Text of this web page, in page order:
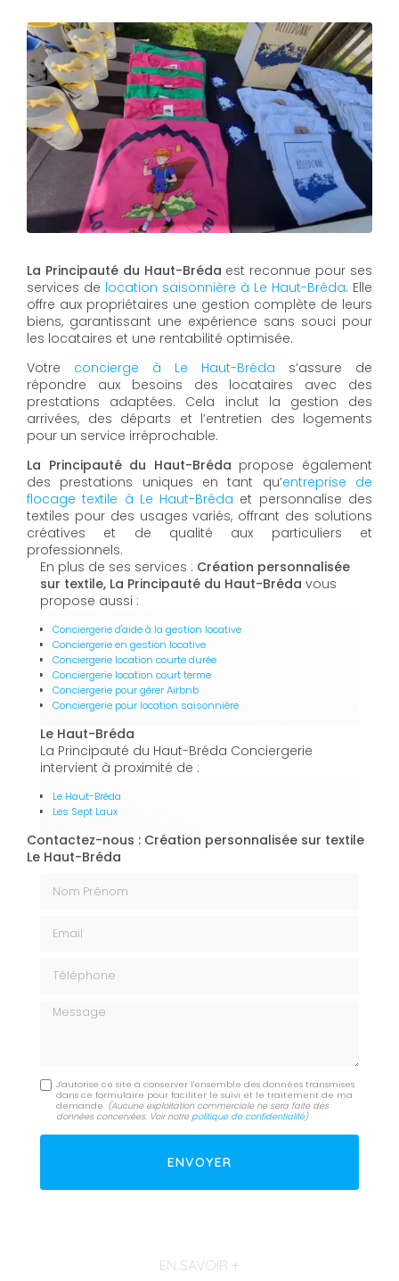
La Principauté du Haut-Bréda est reconnue pour ses
services de location saisonnière à Le Haut-Bréda. Elle
offre aux propriétaires une gestion complète de leurs
biens, garantissant une expérience sans souci pour
les locataires et une rentabilité optimisée.
Votre concierge à Le Haut-Bréda s’assure de
répondre aux besoins des locataires avec des
prestations adaptées. Cela inclut la gestion des
arrivées, des départs et l’entretien des logements
pour un service irréprochable.
La Principauté du Haut-Bréda propose également
des prestations uniques en tant qu’entreprise de
flocage textile à Le Haut-Bréda et personnalise des
textiles pour des usages variés, offrant des solutions
créatives et de qualité aux particuliers et
professionnels.
En plus de ses services : Création personnalisée
sur textile, La Principauté du Haut-Bréda vous
propose aussi :
Conciergerie d'aide à la gestion locative
Conciergerie en gestion locative
Conciergerie location courte durée
Conciergerie location court terme
Conciergerie pour gérer Airbnb
Conciergerie pour location saisonnière
Le Haut-Bréda
La Principauté du Haut-Bréda Conciergerie
intervient à proximité de :
Le Haut-Bréda
Les Sept Laux
Contactez-nous : Création personnalisée sur textile
Le Haut-Bréda
Message
J'autorise ce site à conserver l'ensemble des données transmises
dans ce formulaire pour faciliter le suivi et le traitement de ma
demande. (Aucune exploitation commerciale ne sera faite des
données concervées. Voir notre politique de confidentialité)
EN SAVOIR +